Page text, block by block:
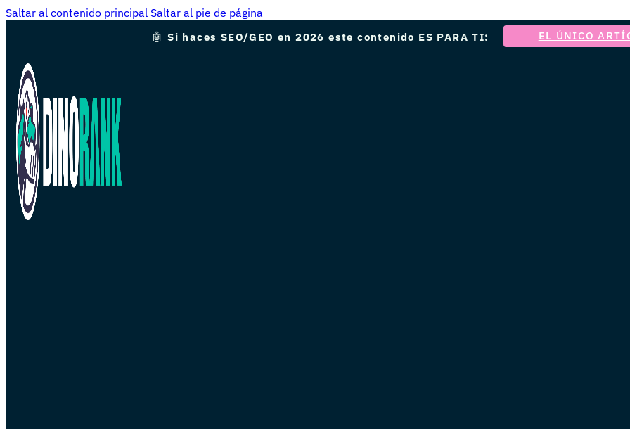
Saltar al contenido principal Saltar al pie de página
🤖Si haces SEO/GEO en 2026 este contenido ES PARA TI: EL ÚNICO